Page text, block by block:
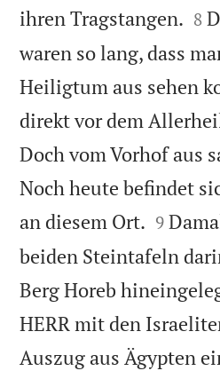
ihren Tragstangen. 

8
waren so lang, dass
Heiligtum aus sehen
direkt vor dem
Doch vom Vorhof aus
Noch heute befindet
an diesem Ort. 

9
beiden Steintafeln
Berg Horeb
HERR mit den
Auszug aus Ägypten